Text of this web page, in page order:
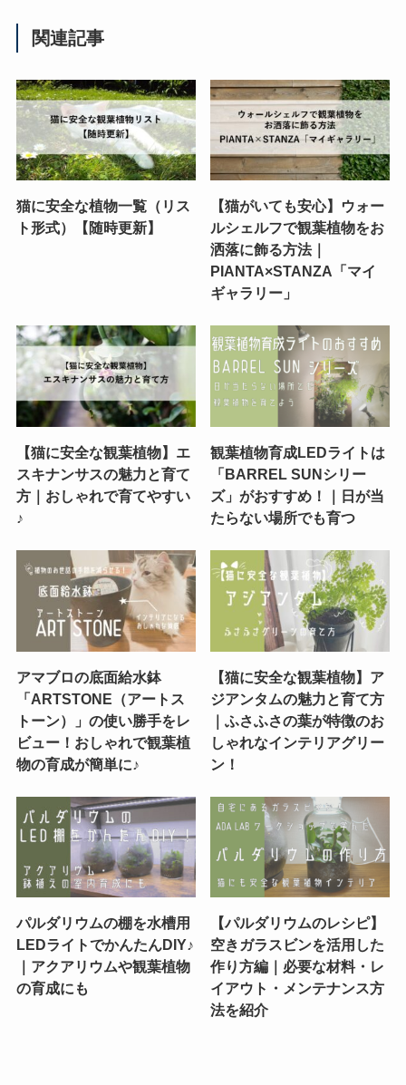
関連記事
猫に安全な植物一覧（リス
ト形式）【随時更新】
【猫がいても安心】ウォー
ルシェルフで観葉植物をお
洒落に飾る方法｜
PIANTA×STANZA「マイ
ギャラリー」
【猫に安全な観葉植物】エ
スキナンサスの魅力と育て
方｜おしゃれで育てやすい
♪
観葉植物育成LEDライトは
「BARREL SUNシリー
ズ」がおすすめ！｜日が当
たらない場所でも育つ
アマブロの底面給水鉢
「ARTSTONE（アートス
トーン）」の使い勝手をレ
ビュー！おしゃれで観葉植
物の育成が簡単に♪
【猫に安全な観葉植物】ア
ジアンタムの魅力と育て方
｜ふさふさの葉が特徴のお
しゃれなインテリアグリー
ン！
パルダリウムの棚を水槽用
LEDライトでかんたんDIY♪
｜アクアリウムや観葉植物
の育成にも
【パルダリウムのレシピ】
空きガラスビンを活用した
作り方編｜必要な材料・レ
イアウト・メンテナンス方
法を紹介